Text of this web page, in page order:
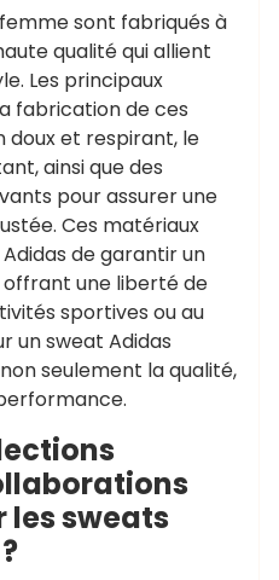
sont fabriqués à
qualité qui allient
Les principaux
fabrication de ces
doux et respirant, le
ainsi que des
pour assurer une
Ces matériaux
de garantir un
une liberté de
sportives ou au
un sweat Adidas
seulement la qualité,
les sweats